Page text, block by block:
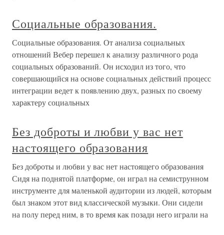
Социальные образования.
Социальные образования. От анализа социальных
отношений Вебер перешел к анализу различного рода
социальных образований. Он исходил из того, что
совершающийся на основе социальных действий процесс
интеграции ведет к появлению двух, разных по своему
характеру социальных
Без доброты и любви у вас нет
настоящего образования
Без доброты и любви у вас нет настоящего образования
Сидя на поднятой платформе, он играл на семиструнном
инструменте для маленькой аудитории из людей, которым
был знаком этот вид классической музыки. Они сидели
на полу перед ним, в то время как позади него играли на